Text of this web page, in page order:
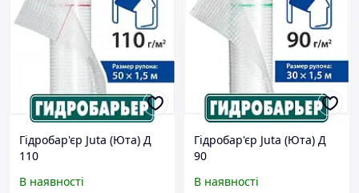
Гідробар'єр Juta (Юта) Д
110
В наявності
Гідробар'єр Juta (Юта) Д
90
В наявності